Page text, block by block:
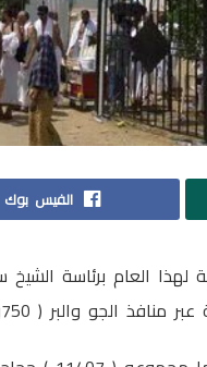
الفيس بوك
لهذا العام برئاسة
والبر ( 750ر13 ) حاجا وحاجة.